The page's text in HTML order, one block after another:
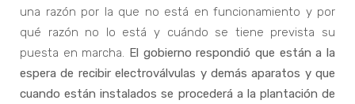
una razón por la que no está en funcionamiento y por
qué razón no lo está y cuándo se tiene prevista su
puesta en marcha. El gobierno respondió que están a la
espera de recibir electroválvulas y demás aparatos y que
cuando están instalados se procederá a la plantación de